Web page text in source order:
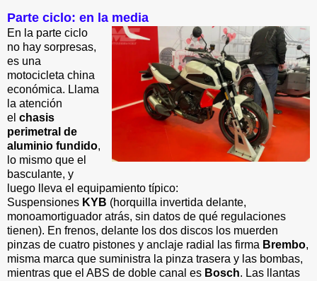
Parte ciclo: en la media
En la parte ciclo
no hay sorpresas,
es una
motocicleta china
económica. Llama
la atención
el chasis
perimetral de
aluminio fundido,
lo mismo que el
basculante, y
luego lleva el equipamiento típico:
Suspensiones KYB (horquilla invertida delante,
monoamortiguador atrás, sin datos de qué regulaciones
tienen). En frenos, delante los dos discos los muerden
pinzas de cuatro pistones y anclaje radial las firma Brembo,
misma marca que suministra la pinza trasera y las bombas,
mientras que el ABS de doble canal es Bosch. Las llantas